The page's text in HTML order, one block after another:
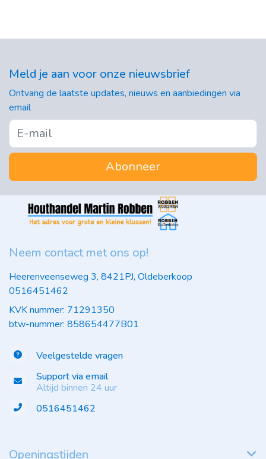
Meld je aan voor onze nieuwsbrief
Ontvang de laatste updates, nieuws en aanbiedingen via
email
Abonneer
Neem contact met ons op!
Heerenveenseweg 3, 8421PJ, Oldeberkoop
0516451462
KVK nummer: 71291350
btw-nummer: 858654477B01
Veelgestelde vragen
Support via email
Altijd binnen 24 uur
0516451462
Openingstijden